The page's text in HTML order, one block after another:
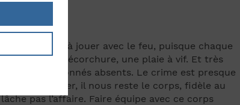
chaque jour à jouer avec le feu, puisque chaque
une écorchure, une plaie à vif. Et très
aux abonnés absents. Le crime est presque
à combler, il nous reste le corps, fidèle au
pas l’affaire. Faire équipe avec ce corps